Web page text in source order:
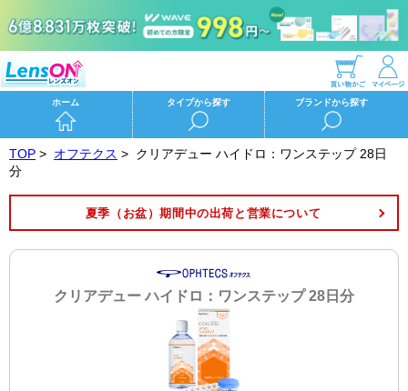
ホーム タイプから探す ブランドから探す
TOP > オフテクス > クリアデュー ハイドロ：ワンステップ 28日
分
夏季（お盆）期間中の出荷と営業について
クリアデュー ハイドロ：ワンステップ 28日分